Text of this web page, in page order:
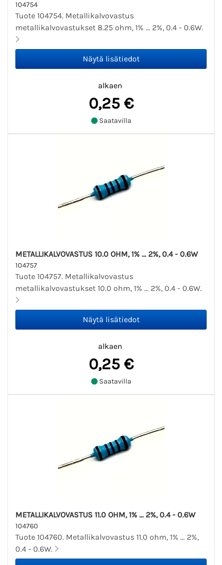
104754
Tuote 104754. Metallikalvovastus
metallikalvovastukset 8.25 ohm, 1% ... 2%, 0.4 - 0.6W.
alkaen
0,25 €
Saatavilla
METALLIKALVOVASTUS 10.0 OHM, 1% ... 2%, 0.4 - 0.6W
104757
Tuote 104757. Metallikalvovastus
metallikalvovastukset 10.0 ohm, 1% ... 2%, 0.4 - 0.6W.
alkaen
0,25 €
Saatavilla
METALLIKALVOVASTUS 11.0 OHM, 1% ... 2%, 0.4 - 0.6W
104760
Tuote 104760. Metallikalvovastus 11.0 ohm, 1% ... 2%,
0.4 - 0.6W.